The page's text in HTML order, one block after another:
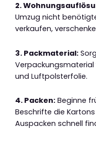
2.
Umzug nicht
verkaufen,
3. Packmaterial:
Verpackungsmaterial
und Luftpolsterfolie.
4. Packen: Beginne
Beschrifte die
Auspacken schnell